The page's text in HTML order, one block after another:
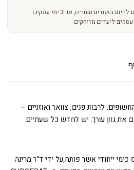
משלוחים מהירים – מהיום להיום באזורים נבחרים, עד 3 ימי עסקים
לרבות פנים, צוואר ואוזניים –
את גוון עורך. יש לחדש כל שעתיים.
ייחודי אשר פותח,על ידי ד"ר מרינה